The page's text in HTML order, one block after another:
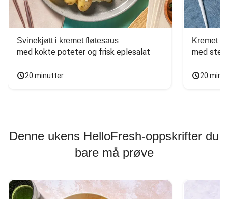
Svinekjøtt i kremet fløtesaus
med kokte poteter og frisk eplesalat
20 minutter
Kremet
med
20
Denne ukens HelloFresh-oppskrifter du
bare må prøve